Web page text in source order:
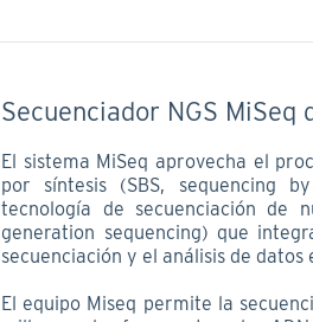
Secuenciador NGS MiSeq
El sistema MiSeq aprovecha el
por síntesis (SBS, sequencing
tecnología de secuenciación de
generation sequencing) que
secuenciación y el análisis de
El equipo Miseq permite la